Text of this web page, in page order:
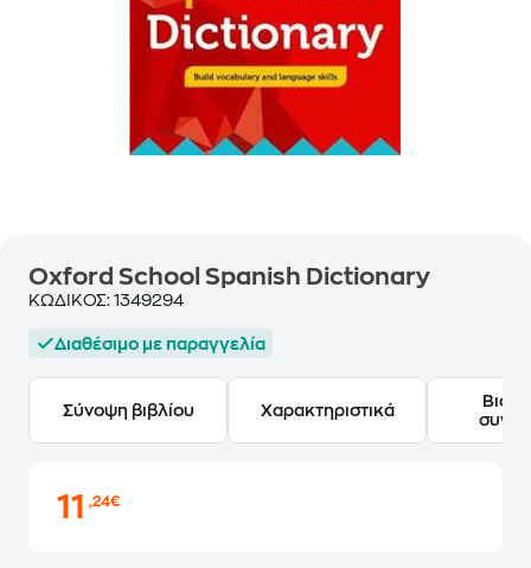
Oxford School Spanish Dictionary
ΚΩΔΙΚΟΣ: 1349294
Διαθέσιμο με παραγγελία
Σύνοψη βιβλίου Χαρακτηριστικά
11,24€